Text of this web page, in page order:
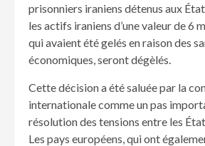
prisonniers iraniens détenus aux
les actifs iraniens d’une valeur de 6
qui avaient été gelés en raison des
économiques, seront dégèlés.
Cette décision a été saluée par la
internationale comme un pas
résolution des tensions entre les
Les pays européens, qui ont